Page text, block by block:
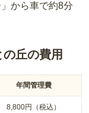
から車で約8分
丘の費用
年間管理費
8,800円（税込）